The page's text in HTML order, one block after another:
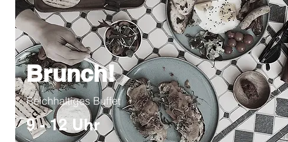
Brunch!
Reichhaltiges Buffet
9 - 12 Uhr